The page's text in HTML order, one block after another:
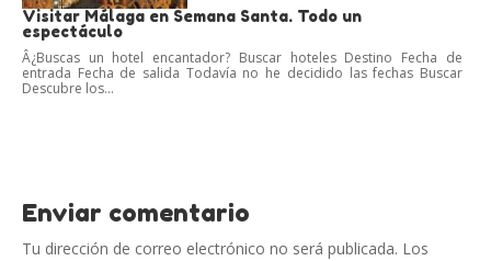
Visitar Málaga en Semana Santa. Todo un
espectáculo
Â¿Buscas un hotel encantador? Buscar hoteles Destino Fecha de
entrada Fecha de salida Todavía no he decidido las fechas Buscar
Descubre los...
Enviar comentario
Tu dirección de correo electrónico no será publicada. Los